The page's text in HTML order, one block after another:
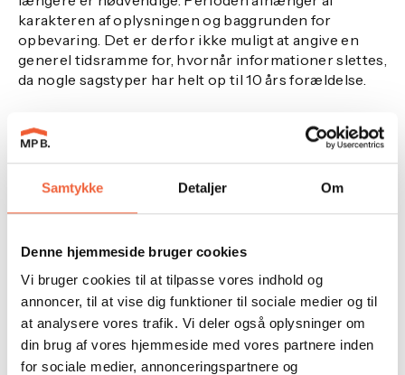
Samtykke Detaljer Om
Denne hjemmeside bruger cookies
Vi bruger cookies til at tilpasse vores indhold og
annoncer, til at vise dig funktioner til sociale medier og til
at analysere vores trafik. Vi deler også oplysninger om
din brug af vores hjemmeside med vores partnere inden
for sociale medier, annonceringspartnere og
karakteren af oplysningen og baggrunden for
opbevaring. Det er derfor ikke muligt at angive en
generel tidsramme for, hvornår informationer slettes,
da nogle sagstyper har helt op til 10 års forældelse.
Videregivelse af oplysninger
Data om din brug af websitet, hvilke annoncer, du
modtager og evt. klikker på, geografisk placering, køn
og alderssegment m.v. videregives til tredjeparter i
”Cookies” ovenfor. Oplysningerne anvendes til
målretning af annoncering.
Vi benytter herudover en række tredjeparter til
opbevaring og behandling af data. Disse behandler
udelukkende oplysninger på vores vegne og må ikke